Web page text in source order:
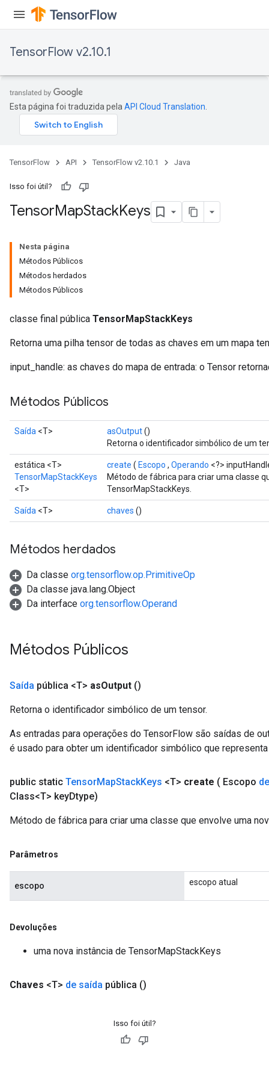
TensorFlow v2.10.1
Esta página foi traduzida pela API Cloud Translation
TensorFlow API TensorFlow v2.10.1 Java
Isso foi útil?
TensorMapStackKeys
Nesta página
Métodos Públicos
Métodos herdados
Métodos Públicos
classe final pública TensorMapStackKeys
Retorna uma pilha tensor de todas as chaves em um mapa
input_handle: as chaves do mapa de entrada: o Tensor
Métodos Públicos
Saída <T> asOutput()
Retorna o identificador simbólico de um
estática <T>
TensorMapStackKeys
<T>
create ( Escopo , Operando <?>
Método de fábrica para criar uma classe
TensorMapStackKeys.
Saída <T> chaves ()
Métodos herdados
Da classe org.tensorflow.op.PrimitiveOp
Da classe java.lang.Object
Da interface org.tensorflow.Operand
Métodos Públicos
Saída pública <T> asOutput ()
Retorna o identificador simbólico de um tensor.
As entradas para operações do TensorFlow são saídas de
é usado para obter um identificador simbólico que
public static TensorMapStackKeys <T> create ( Escopo
Class<T> keyDtype)
Método de fábrica para criar uma classe que envolve uma
Parâmetros
escopo escopo atual
Devoluções
uma nova instância de TensorMapStackKeys
Chaves <T> de saída pública ()
Isso foi útil?